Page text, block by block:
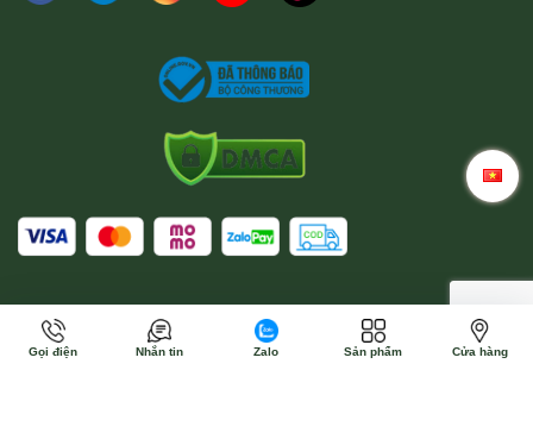
Gọi điện Nhắn tin Zalo Sản phẩm Cửa hàng